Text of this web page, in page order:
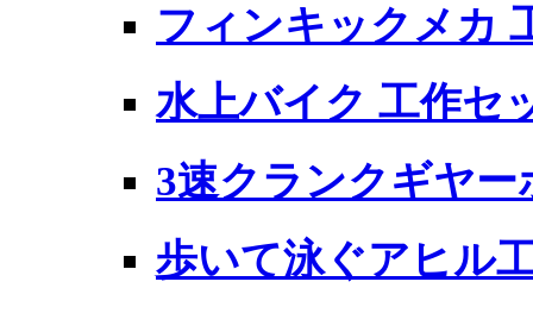
フィンキックメカ
水上バイク 工作セ
3速クランクギヤ
歩いて泳ぐアヒル